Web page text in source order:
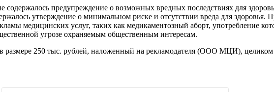
предупреждение о возможных вредных последствиях для
утверждение о минимальном риске и отсутствии вреда для
медицинских услуг, таких как медикаментозный аборт, употребление
угрозе охраняемым общественным интересам.
250 тыс. рублей, наложенный на рекламодателя (ООО МЦИ), целиком